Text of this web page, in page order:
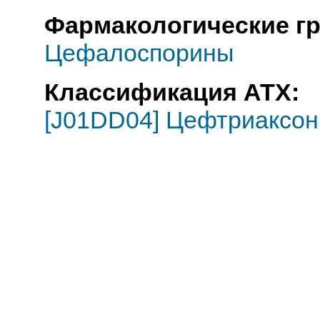
Фармакологические
Цефалоспорины
Классификация АТХ:
[J01DD04] Цефтриаксон